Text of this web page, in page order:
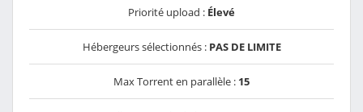
Priorité upload : Élevé
Hébergeurs sélectionnés : PAS DE LIMITE
Max Torrent en parallèle : 15